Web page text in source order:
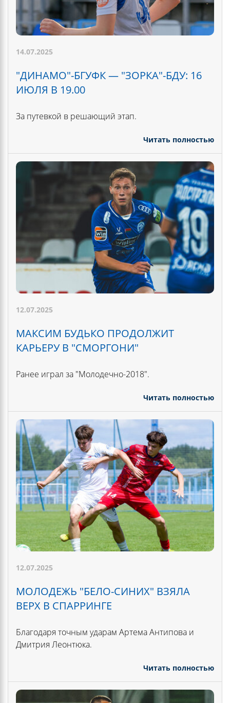
14.07.2025
"ДИНАМО"-БГУФК — "ЗОРКА"-БДУ: 16
ИЮЛЯ В 19.00
За путевкой в решающий этап.
Читать полностью
12.07.2025
МАКСИМ БУДЬКО ПРОДОЛЖИТ
КАРЬЕРУ В "СМОРГОНИ"
Ранее играл за "Молодечно-2018".
Читать полностью
12.07.2025
МОЛОДЕЖЬ "БЕЛО-СИНИХ" ВЗЯЛА
ВЕРХ В СПАРРИНГЕ
Благодаря точным ударам Артема Антипова и
Дмитрия Леонтюка.
Читать полностью